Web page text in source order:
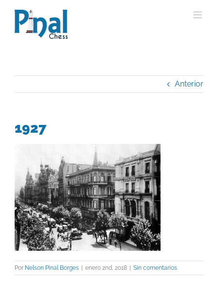
contenido
Anterior
1927
Por Nelson Pinal Borges | enero 2nd, 2018 | Sin comentarios